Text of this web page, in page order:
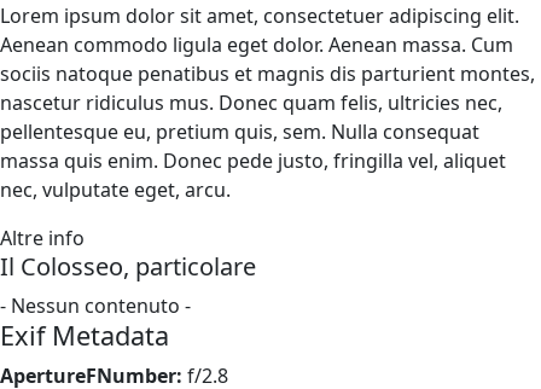
Lorem ipsum dolor sit amet, consectetuer adipiscing elit.
Aenean commodo ligula eget dolor. Aenean massa. Cum
sociis natoque penatibus et magnis dis parturient montes,
nascetur ridiculus mus. Donec quam felis, ultricies nec,
pellentesque eu, pretium quis, sem. Nulla consequat
massa quis enim. Donec pede justo, fringilla vel, aliquet
nec, vulputate eget, arcu.
Altre info
Il Colosseo, particolare
- Nessun contenuto -
Exif Metadata
ApertureFNumber: f/2.8